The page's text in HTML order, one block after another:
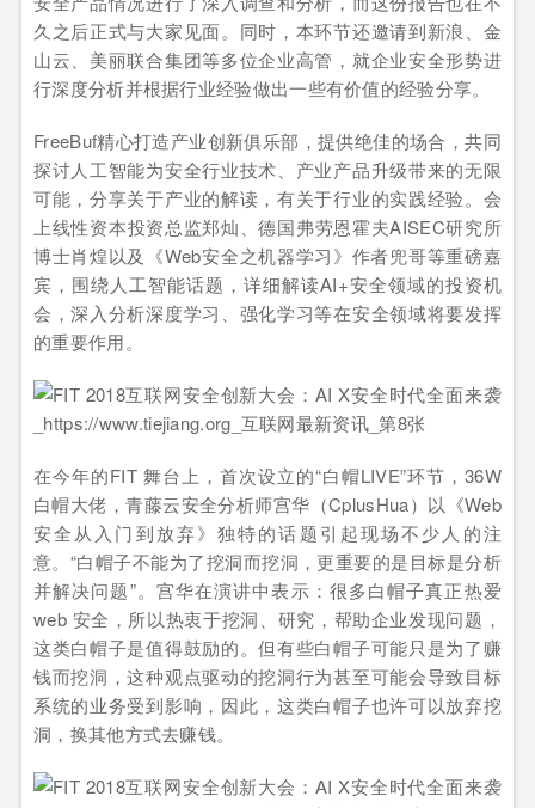
久之后正式与大家见面。同时，本环节还邀请到新浪、金
山云、美丽联合集团等多位企业高管，就企业安全形势进
行深度分析并根据行业经验做出一些有价值的经验分享。
FreeBuf精心打造产业创新俱乐部，提供绝佳的场合，共同
探讨人工智能为安全行业技术、产业产品升级带来的无限
可能，分享关于产业的解读，有关于行业的实践经验。会
上线性资本投资总监郑灿、德国弗劳恩霍夫AISEC研究所
博士肖煌以及《Web安全之机器学习》作者兜哥等重磅嘉
宾，围绕人工智能话题，详细解读AI+安全领域的投资机
会，深入分析深度学习、强化学习等在安全领域将要发挥
的重要作用。
在今年的FIT 舞台上，首次设立的“白帽LIVE”环节，36W
白帽大佬，青藤云安全分析师宫华（CplusHua）以《Web
安全从入门到放弃》独特的话题引起现场不少人的注
意。“白帽子不能为了挖洞而挖洞，更重要的是目标是分析
并解决问题”。宫华在演讲中表示：很多白帽子真正热爱
web 安全，所以热衷于挖洞、研究，帮助企业发现问题，
这类白帽子是值得鼓励的。但有些白帽子可能只是为了赚
钱而挖洞，这种观点驱动的挖洞行为甚至可能会导致目标
系统的业务受到影响，因此，这类白帽子也许可以放弃挖
洞，换其他方式去赚钱。